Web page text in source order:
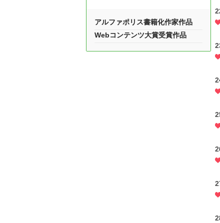
アルファポリス書籍化作家作品
Webコンテンツ大賞受賞作品